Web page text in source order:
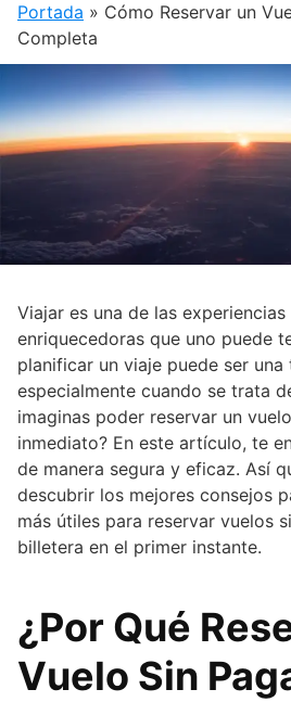
Portada » Cómo Reservar un
Completa
Viajar es una de las
enriquecedoras que uno puede
planificar un viaje puede ser una
especialmente cuando se trata
imaginas poder reservar un
inmediato? En este artículo, te
de manera segura y eficaz. Así
descubrir los mejores consejos
más útiles para reservar vuelos
billetera en el primer instante.
¿Por Qué
Vuelo Sin